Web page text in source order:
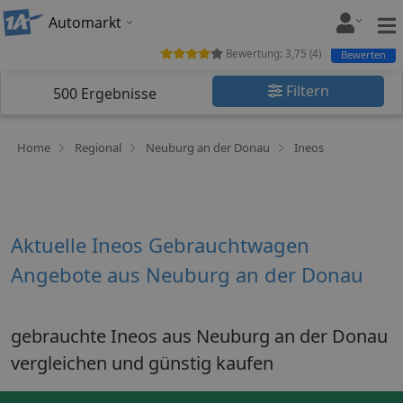
Automarkt
500 Ergebnisse Filtern
Home Regional Neuburg an der Donau Ineos
Bewertung: 3,75 (4) Bewerten
Aktuelle Ineos Gebrauchtwagen
Angebote aus Neuburg an der Donau
gebrauchte Ineos aus Neuburg an der Donau
vergleichen und günstig kaufen